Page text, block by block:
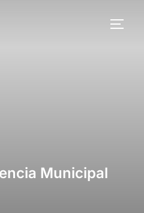
Municipal